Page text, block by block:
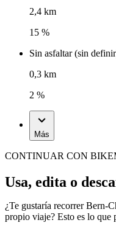
2,4 km
15 %
Sin asfaltar (sin
0,3 km
2 %
Más
CONTINUAR CON
Usa, edita o
¿Te gustaría recorrer Bern-
propio viaje? Esto es lo que